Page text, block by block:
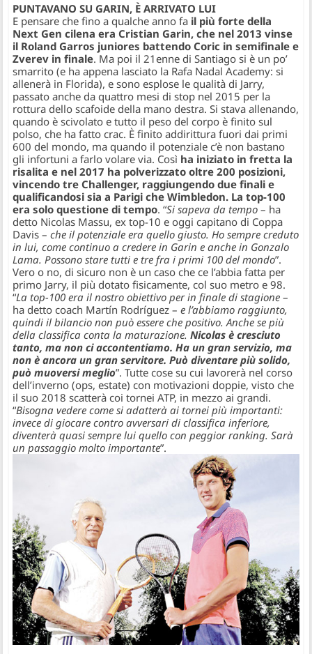
PUNTAVANO SU GARIN, È ARRIVATO LUI
E pensare che fino a qualche anno fa il più forte della
Next Gen cilena era Cristian Garin, che nel 2013 vinse
il Roland Garros juniores battendo Coric in semifinale e
Zverev in finale. Ma poi il 21enne di Santiago si è un po’
smarrito (e ha appena lasciato la Rafa Nadal Academy: si
allenerà in Florida), e sono esplose le qualità di Jarry,
passato anche da quattro mesi di stop nel 2015 per la
rottura dello scafoide della mano destra. Si stava allenando,
quando è scivolato e tutto il peso del corpo è finito sul
polso, che ha fatto crac. È finito addirittura fuori dai primi
600 del mondo, ma quando il potenziale c’è non bastano
gli infortuni a farlo volare via. Così ha iniziato in fretta la
risalita e nel 2017 ha polverizzato oltre 200 posizioni,
vincendo tre Challenger, raggiungendo due finali e
qualificandosi sia a Parigi che Wimbledon. La top-100
era solo questione di tempo. “Si sapeva da tempo – ha
detto Nicolas Massu, ex top-10 e oggi capitano di Coppa
Davis –che il potenziale era quello giusto. Ho sempre creduto
in lui, come continuo a credere in Garin e anche in Gonzalo
Lama. Possono stare tutti e tre fra i primi 100 del mondo”.
Vero o no, di sicuro non è un caso che ce l’abbia fatta per
primo Jarry, il più dotato fisicamente, col suo metro e 98.
“La top-100 era il nostro obiettivo per in finale di stagione –
ha detto coach Martín Rodríguez –e l’abbiamo raggiunto,
quindi il bilancio non può essere che positivo. Anche se più
della classifica conta la maturazione.Nicolas è cresciuto
tanto, ma non ci accontentiamo. Ha un gran servizio, ma
non è ancora un gran servitore. Può diventare più solido,
può muoversi meglio”. Tutte cose su cui lavorerà nel corso
dell’inverno (ops, estate) con motivazioni doppie, visto che
il suo 2018 scatterà coi tornei ATP, in mezzo ai grandi.
“Bisogna vedere come si adatterà ai tornei più importanti:
invece di giocare contro avversari di classifica inferiore,
diventerà quasi sempre lui quello con peggior ranking. Sarà
un passaggio molto importante”.